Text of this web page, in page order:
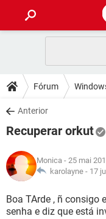
CELULAR
OUTLOOK
INSTAGRAM
GUIA DE COMPRAS
DICAS
JOGOS
INSTAGRAM
GUIA DE COMPRAS
DOWNLOADS
JOGOS
CELULAR
OUTLOOK
INSTAGRAM
GUIA DE COMPRAS
FÓRUM
JOGOS
CELULAR
OUTLOOK
GLOSSÁRIO
JOGOS
CELULAR
Fórum
Anterior
Recuperar orkut
Monica - 25 mai
karolayne - 17
Boa TArde , ñ consigo
senha e diz que está